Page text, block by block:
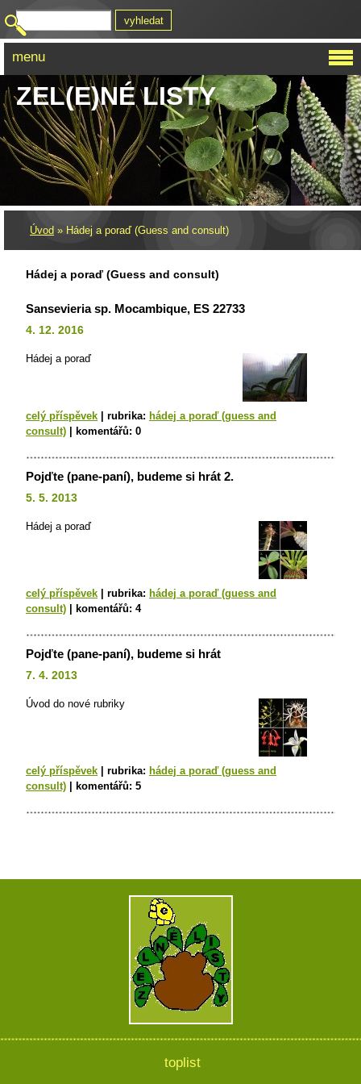
ZEL(E)NÉ LISTY
Úvod » Hádej a poraď (Guess and consult)
Hádej a poraď (Guess and consult)
Sansevieria sp. Mocambique, ES 22733
4. 12. 2016
Hádej a poraď
celý příspěvek rubrika: hádej a poraď (guess and
consult)
komentářů: 0
Pojďte (pane-paní), budeme si hrát 2.
5. 5. 2013
Hádej a poraď
celý příspěvek rubrika: hádej a poraď (guess and
consult)
komentářů: 4
Pojďte (pane-paní), budeme si hrát
7. 4. 2013
Úvod do nové rubriky
celý příspěvek rubrika: hádej a poraď (guess and
consult)
komentářů: 5
menu
toplist